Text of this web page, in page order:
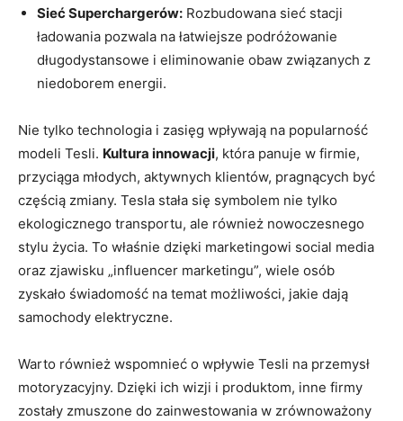
Sieć Superchargerów: Rozbudowana⁢ sieć stacji
ładowania pozwala na łatwiejsze podróżowanie
długodystansowe i eliminowanie obaw‍ związanych z
niedoborem energii.
Nie tylko technologia i zasięg wpływają na popularność
modeli Tesli. Kultura innowacji, ⁤która panuje w firmie,
przyciąga młodych, ‌aktywnych klientów, pragnących być
częścią zmiany. Tesla stała się symbolem nie tylko
ekologicznego transportu, ale również nowoczesnego
stylu życia. To właśnie dzięki⁤ marketingowi social media
oraz zjawisku „influencer marketingu”, wiele osób
zyskało świadomość na temat możliwości, jakie dają
samochody elektryczne.
Warto również wspomnieć o wpływie Tesli ​na przemysł
motoryzacyjny. Dzięki ich wizji i⁣ produktom, inne firmy
zostały zmuszone do zainwestowania w zrównoważony